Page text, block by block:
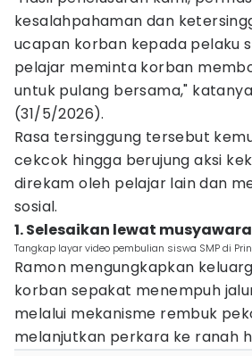
kesalahpahaman dan
ucapan korban kepada pelaku
pelajar meminta korban
untuk pulang bersama,"
(31/5/2026).
Rasa tersinggung tersebut
cekcok hingga berujung aksi
direkam oleh pelajar lain dan
sosial.
1. Selesaikan lewat
Tangkap layar video pembulian siswa SMP di
Ramon mengungkapkan
korban sepakat menempuh
melalui mekanisme rembuk
melanjutkan perkara ke ranah